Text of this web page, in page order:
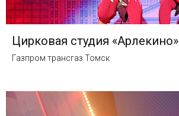
Цирковая студия «Арлекино»
Газпром трансгаз Томск